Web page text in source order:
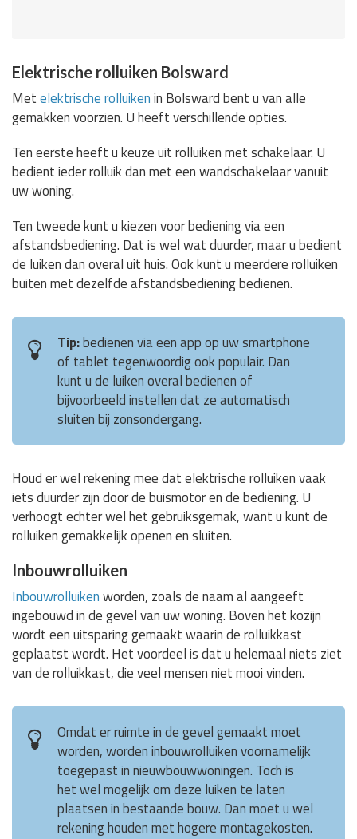
Elektrische rolluiken Bolsward
Metelektrische rolluikenin Bolsward bent u van alle
gemakken voorzien. U heeft verschillende opties.
Ten eerste heeft u keuze uit rolluiken met schakelaar. U
bedient ieder rolluik dan met een wandschakelaar vanuit
uw woning.
Ten tweede kunt u kiezen voor bediening via een
afstandsbediening. Dat is wel wat duurder, maar u bedient
de luiken dan overal uit huis. Ook kunt u meerdere rolluiken
buiten met dezelfde afstandsbediening bedienen.
Tip:bedienen via een app op uw smartphone
of tablet tegenwoordig ook populair. Dan
kunt u de luiken overal bedienen of
bijvoorbeeld instellen dat ze automatisch
sluiten bij zonsondergang.
Houd er wel rekening mee dat elektrische rolluiken vaak
iets duurder zijn door de buismotor en de bediening. U
verhoogt echter wel het gebruiksgemak, want u kunt de
rolluiken gemakkelijk openen en sluiten.
Inbouwrolluiken
Inbouwrolluikenworden, zoals de naam al aangeeft
ingebouwd in de gevel van uw woning. Boven het kozijn
wordt een uitsparing gemaakt waarin de rolluikkast
geplaatst wordt. Het voordeel is dat u helemaal niets ziet
van de rolluikkast, die veel mensen niet mooi vinden.
Omdat er ruimte in de gevel gemaakt moet
worden, worden inbouwrolluiken voornamelijk
toegepast in nieuwbouwwoningen. Toch is
het wel mogelijk om deze luiken te laten
plaatsen in bestaande bouw. Dan moet u wel
rekening houden met hogere montagekosten.